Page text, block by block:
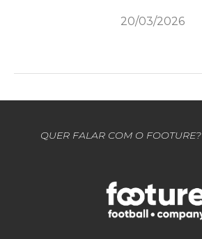
20/03/2026
QUER FALAR COM O FOOTURE?